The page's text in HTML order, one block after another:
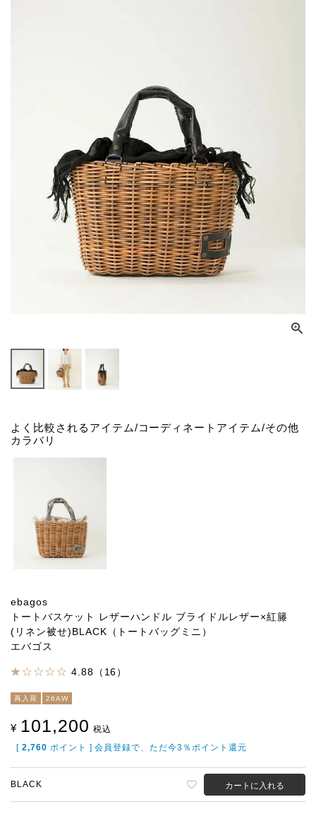
よく比較されるアイテム/コーディネートアイテム/その他
カラバリ
ebagos
トートバスケット レザーハンドル ブライドルレザー×紅籐
(リネン被せ)BLACK（トートバッグミニ）
エバゴス
4.88（16）
再入荷 26AW
¥ 101,200 税込
[ 2,760 ポイント ] 会員登録で、ただ今3％ポイント還元
BLACK カートに入れる